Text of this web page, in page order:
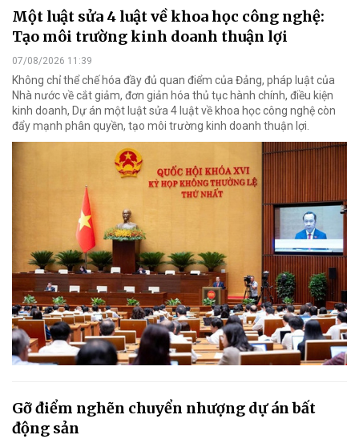
Một luật sửa 4 luật về khoa học công nghệ:
Tạo môi trường kinh doanh thuận lợi
07/08/2026 11:39
Không chỉ thể chế hóa đầy đủ quan điểm của Đảng, pháp luật của
Nhà nước về cắt giảm, đơn giản hóa thủ tục hành chính, điều kiện
kinh doanh, Dự án một luật sửa 4 luật về khoa học công nghệ còn
đẩy mạnh phân quyền, tạo môi trường kinh doanh thuận lợi.
Gỡ điểm nghẽn chuyển nhượng dự án bất
động sản